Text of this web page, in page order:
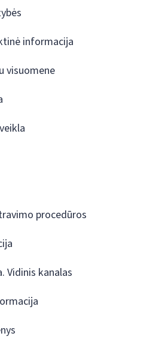
informacija
visuomene
procedūros
Vidinis kanalas